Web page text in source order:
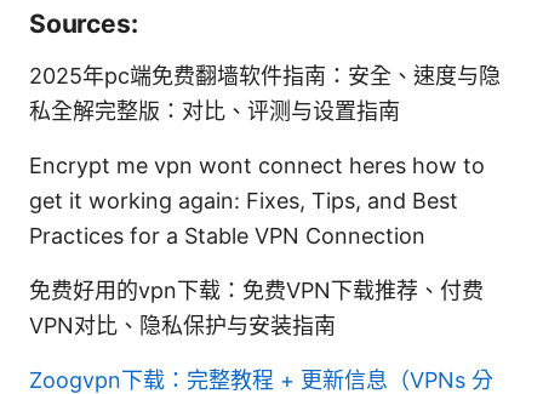
Sources:
2025年pc端免费翻墙软件指南：安全、速度与隐
私全解完整版：对比、评测与设置指南
Encrypt me vpn wont connect heres how to
get it working again: Fixes, Tips, and Best
Practices for a Stable VPN Connection
免费好用的vpn下载：免费VPN下载推荐、付费
VPN对比、隐私保护与安装指南
Zoogvpn下载：完整教程 + 更新信息（VPNs 分